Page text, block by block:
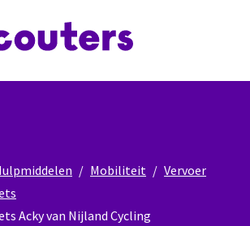
Mobiliteit
Vervoer
Acky van Nijland Cycling